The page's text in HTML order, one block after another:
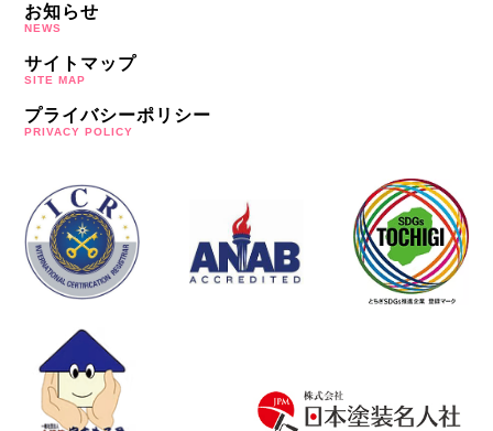
お知らせ
NEWS
サイトマップ
SITE MAP
プライバシーポリシー
PRIVACY POLICY